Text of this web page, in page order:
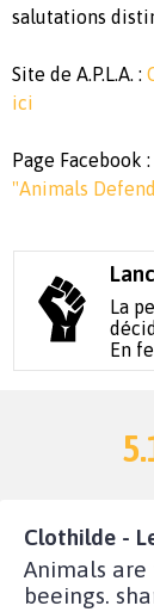
salutations
Site de A.P.L.A. :
ici
Page Facebook :
"Animals
La
En
Clothilde -
Animals are
beeings.